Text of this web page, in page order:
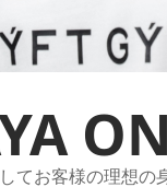
てお客様の理想